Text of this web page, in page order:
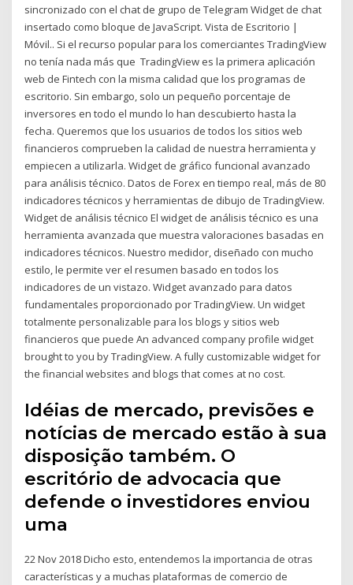
sincronizado con el chat de grupo de Telegram Widget de chat
insertado como bloque de JavaScript. Vista de Escritorio |
Móvil.. Si el recurso popular para los comerciantes TradingView
no tenía nada más que TradingView es la primera aplicación
web de Fintech con la misma calidad que los programas de
escritorio. Sin embargo, solo un pequeño porcentaje de
inversores en todo el mundo lo han descubierto hasta la
fecha. Queremos que los usuarios de todos los sitios web
financieros comprueben la calidad de nuestra herramienta y
empiecen a utilizarla. Widget de gráfico funcional avanzado
para análisis técnico. Datos de Forex en tiempo real, más de 80
indicadores técnicos y herramientas de dibujo de TradingView.
Widget de análisis técnico El widget de análisis técnico es una
herramienta avanzada que muestra valoraciones basadas en
indicadores técnicos. Nuestro medidor, diseñado con mucho
estilo, le permite ver el resumen basado en todos los
indicadores de un vistazo. Widget avanzado para datos
fundamentales proporcionado por TradingView. Un widget
totalmente personalizable para los blogs y sitios web
financieros que puede An advanced company profile widget
brought to you by TradingView. A fully customizable widget for
the financial websites and blogs that comes at no cost.
Idéias de mercado, previsões e
notícias de mercado estão à sua
disposição também. O
escritório de advocacia que
defende o investidores enviou
uma
22 Nov 2018 Dicho esto, entendemos la importancia de otras
características y a muchas plataformas de comercio de